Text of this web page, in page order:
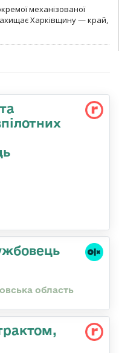
механізованої
Харківщину — край,
область